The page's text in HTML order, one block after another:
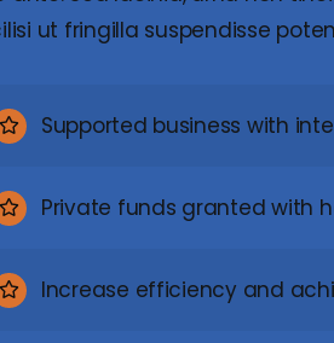
ut fringilla suspendisse
Supported business with
Private funds granted with
Increase efficiency and